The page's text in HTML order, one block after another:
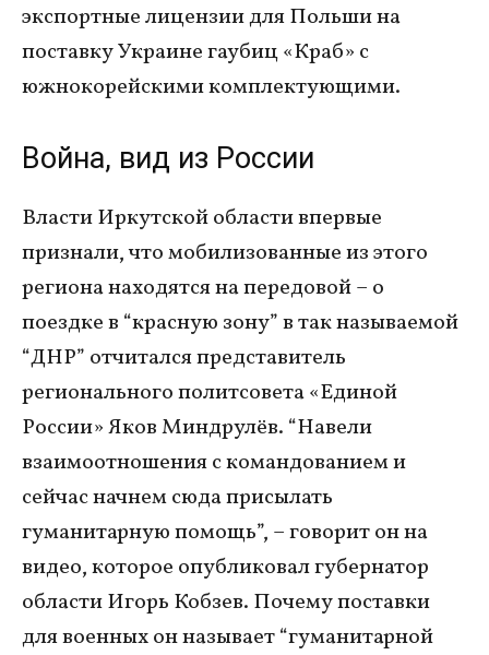
экспортные лицензии для Польши на
поставку Украине гаубиц «Краб» с
южнокорейскими комплектующими.
Война, вид из России
Власти Иркутской области впервые
признали, что мобилизованные из этого
региона находятся на передовой – о
поездке в “красную зону” в так называемой
“ДНР” отчитался представитель
регионального политсовета «Единой
России» Яков Миндрулёв. “Навели
взаимоотношения с командованием и
сейчас начнем сюда присылать
гуманитарную помощь”, – говорит он на
видео, которое опубликовал губернатор
области Игорь Кобзев. Почему поставки
для военных он называет “гуманитарной